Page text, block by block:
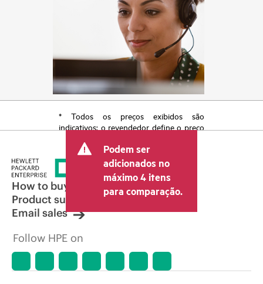
* Todos os preços exibidos são
indicativos; o revendedor define o preço
taxas, como IVA/imposto sobre vendas e
envio. O preço transacional definido
pelo revendedor pode variar em relação
a outros revendedores e ao preço
indicativo exibido. O preço indicativo
poderá incluir ofertas promocionais por
tempo limitado. A HPE se reserva o
qualquer momento por motivos que
incluem, sem limitação, mudança nas
de produtos, disponibilidade de
Podem ser
adicionados no
máximo 4 itens
para comparação.
How to buy
Product support
Email sales
Follow HPE on